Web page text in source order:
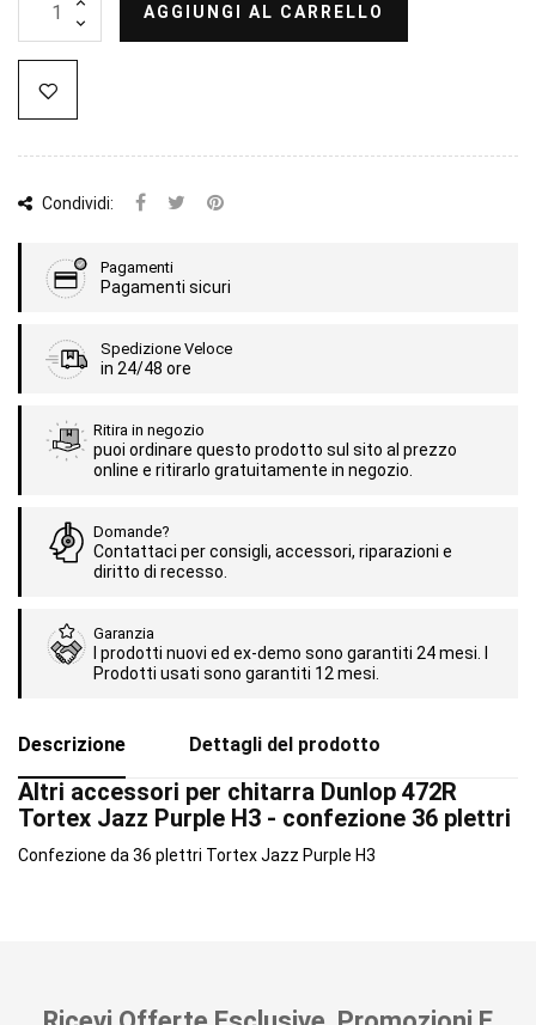
AGGIUNGI AL CARRELLO
Condividi:
Pagamenti
Pagamenti sicuri
Spedizione Veloce
in 24/48 ore
Ritira in negozio
puoi ordinare questo prodotto sul sito al prezzo
online e ritirarlo gratuitamente in negozio.
Domande?
Contattaci per consigli, accessori, riparazioni e
diritto di recesso.
Garanzia
I prodotti nuovi ed ex-demo sono garantiti 24 mesi. I
Prodotti usati sono garantiti 12 mesi.
Descrizione Dettagli del prodotto
Altri accessori per chitarra Dunlop 472R
Tortex Jazz Purple H3 - confezione 36 plettri
Confezione da 36 plettri Tortex Jazz Purple H3